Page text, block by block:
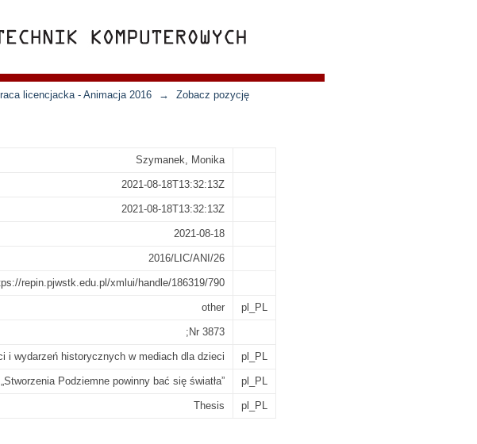
licencjacka - Animacja 2016 → Zobacz pozycję
Szymanek, Monika
2021-08-18T13:32:13Z
2021-08-18T13:32:13Z
2021-08-18
2016/LIC/ANI/26
repin.pjwstk.edu.pl/xmlui/handle/186319/790
other pl_PL
;Nr 3873
i wydarzeń historycznych w mediach dla dzieci pl_PL
„Stworzenia Podziemne powinny bać się światła” pl_PL
Thesis pl_PL